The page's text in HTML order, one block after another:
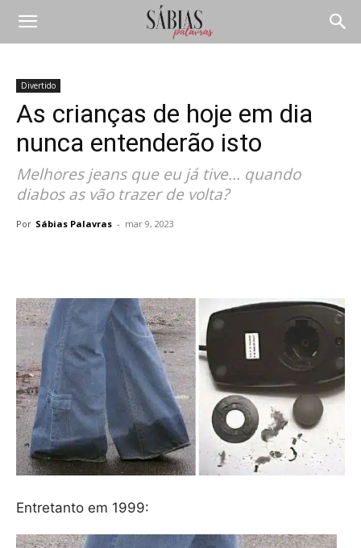
Divertido
As crianças de hoje em dia
nunca entenderão isto
Melhores jeans que eu já tive... quando
diabos as vão trazer de volta?
Por Sábias Palavras - mar 9, 2023
Entretanto em 1999: